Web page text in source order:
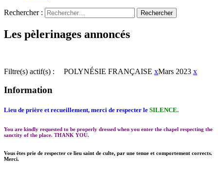
Rechercher :
Les pèlerinages annoncés
Filtre(s) actif(s) : POLYNÉSIE FRANÇAISE xMars 2023 x
Information
Lieu de prière et recueillement, merci de respecter le SILENCE.
You are kindly requested to be properly dressed when you enter the chapel respecting the
sanctity of the place. THANK YOU.
Vous êtes prie de respecter ce lieu saint de culte, par une tenue et comportement corrects.
Merci.